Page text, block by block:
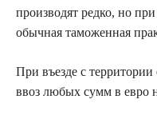
производят редко, но
обычная таможенная
При въезде с
ввоз любых сумм в евро